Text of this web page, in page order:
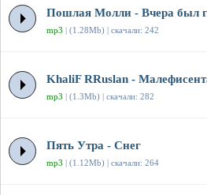
Пошлая Молли - Вчера был
mp3 | (1.28Mb) | скачали: 242
KhaliF RRuslan -
mp3 | (1.3Mb) | скачали: 282
Пять Утра - Снег
mp3 | (1.12Mb) | скачали: 264